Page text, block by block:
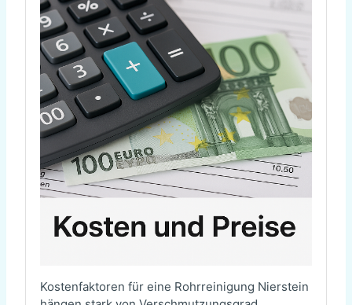
Kostenfaktoren für eine Rohrreinigung Nierstein